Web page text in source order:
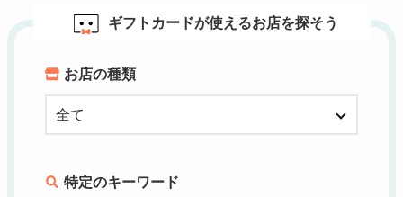
ギフトカードが使えるお店を探そう
お店の種類
特定のキーワード